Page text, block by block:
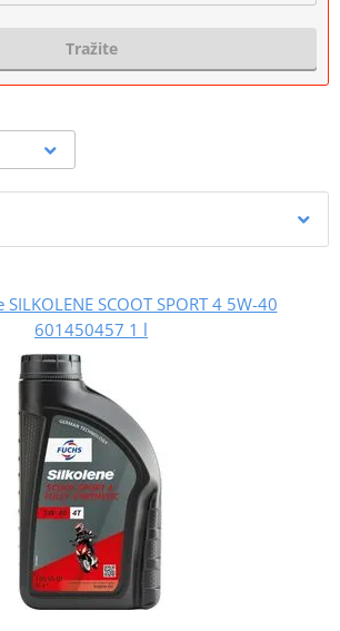
Tražite
SCOOT SPORT 4 5W-40
601450457 1 l